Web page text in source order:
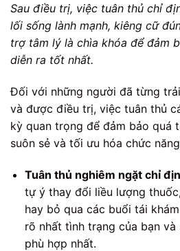
Sau điều trị, việc tuân thủ chỉ
lối sống lành mạnh, kiêng cữ
trợ tâm lý là chìa khóa để đảm
diễn ra tốt nhất.
Đối với những người đã từng
và được điều trị, việc tuân thủ
kỳ quan trọng để đảm bảo quá
suôn sẻ và tối ưu hóa chức
Tuân thủ nghiêm ngặt chỉ
tự ý thay đổi liều lượng
hay bỏ qua các buổi tái
rõ nhất tình trạng của bạn
phù hợp nhất.